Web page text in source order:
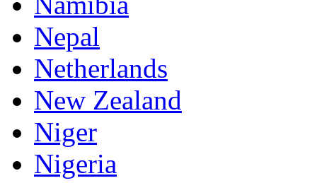
Nepal
Netherlands
New Zealand
Niger
Nigeria